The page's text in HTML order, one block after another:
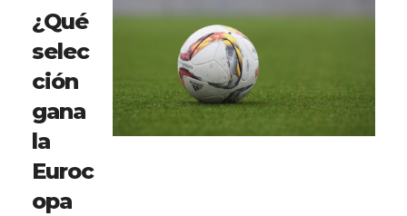
¿Qué
selec
ción
gana
la
Euroc
opa